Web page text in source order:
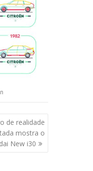
de realidade
mostra o
New i30